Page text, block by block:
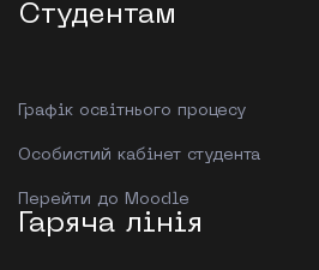
Студентам
Графік освітнього процесу
Особистий кабінет студента
Перейти до Moodle
Гаряча лінія